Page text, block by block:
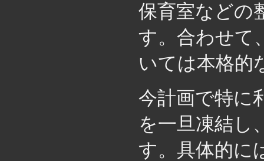
保育室などの
す。合わせて
いては本格的
今計画で特に
を一旦凍結し
す。具体的に